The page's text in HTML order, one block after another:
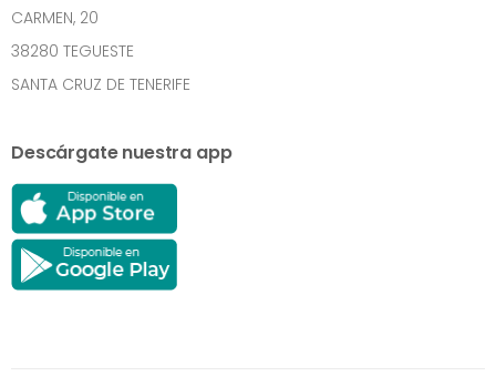
CARMEN, 20
38280 TEGUESTE
SANTA CRUZ DE TENERIFE
Descárgate nuestra app